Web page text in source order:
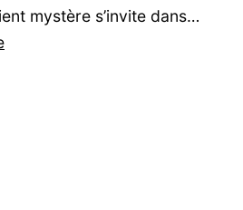
mystère s’invite dans…
Freaks’